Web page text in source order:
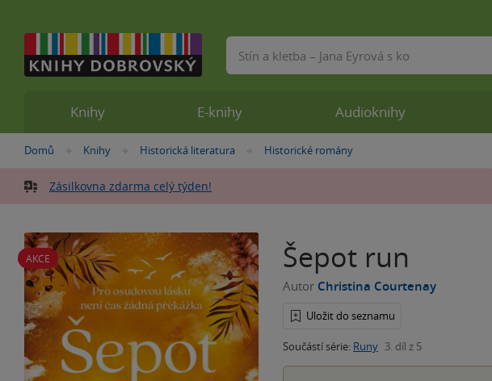
Nacházíte
zde:
Domů »
Knihy »Historická literatura »Historické romány
Zásilkovna zdarma celý týden!
AKCE Šepot run
Autor Christina Courtenay
Uložit do seznamu
Součástí série: Runy 3. díl z 5
Knihy E-knihy Audioknihy
Vyhledávání